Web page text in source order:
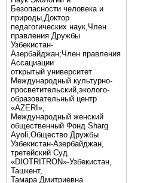
Безопасности человека и
природы,Доктор
педагогических наук,Член
правления Дружбы
Узбекистан-
Азербайджан;Член правления
Ассациации
открытый университет
Международный культурно-
просветительский,эколого-
образовательный центр
«AZERI»,
Mеждународный женский
общественный Фонд Sharg
Аyoli,Общество Дружбы
Узбекистан-Азербайджан,
третейский Суд
«DIOTRITRON»-Узбекистан,
Ташкент,
Тамара Дмитриевна